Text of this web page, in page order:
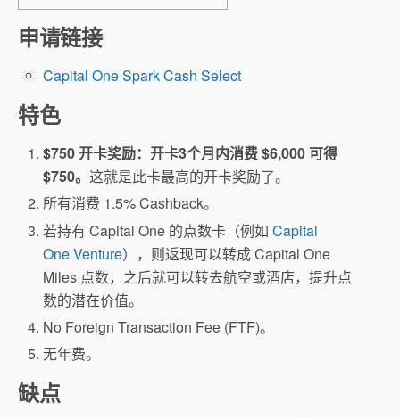
申请链接
Capital One Spark Cash Select
特色
$750 开卡奖励：开卡3个月内消费 $6,000 可得
$750。这就是此卡最高的开卡奖励了。
所有消费 1.5% Cashback。
若持有 Capital One 的点数卡（例如Capital
One Venture），则返现可以转成 Capital One
Miles 点数，之后就可以转去航空或酒店，提升点
数的潜在价值。
No Foreign Transaction Fee (FTF)。
无年费。
缺点